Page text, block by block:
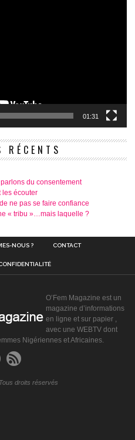
01:31
RÉCENTS
du consentement
les écouter
ne pas se faire confiance
« tribu »…mais laquelle ?
NOUS ? CONTACT
O’Fem Magazine est un
magazine d’informations
en ligne et sur papier ,
avec une WEBTV dont
Nigériennes et Africaines.
droits réservés